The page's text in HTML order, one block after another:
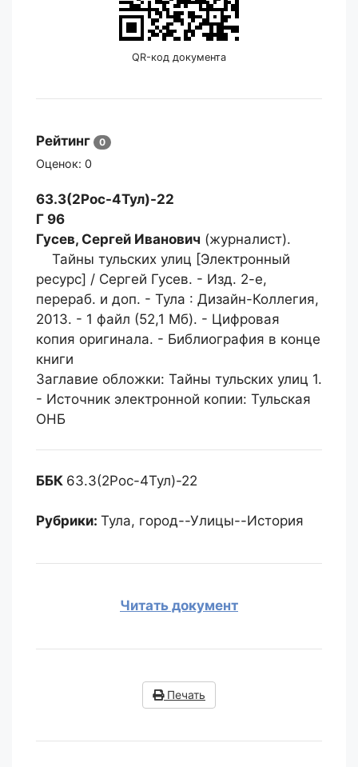
QR-код документа
Рейтинг 0
Оценок: 0
63.3(2Рос-4Тул)-22
Г 96
Гусев, Сергей Иванович (журналист).
Тайны тульских улиц [Электронный
ресурс] / Сергей Гусев. - Изд. 2-е,
перераб. и доп. - Тула : Дизайн-Коллегия,
2013. - 1 файл (52,1 Мб). - Цифровая
копия оригинала. - Библиография в конце
книги
Заглавие обложки: Тайны тульских улиц 1.
- Источник электронной копии: Тульская
ОНБ
ББК 63.3(2Рос-4Тул)-22
Рубрики: Тула, город--Улицы--История
Читать документ
Печать